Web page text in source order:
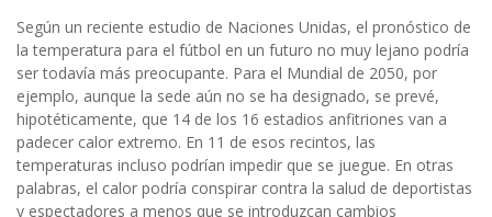
Según un reciente estudio de Naciones Unidas, el pronóstico de
la temperatura para el fútbol en un futuro no muy lejano podría
ser todavía más preocupante. Para el Mundial de 2050, por
ejemplo, aunque la sede aún no se ha designado, se prevé,
hipotéticamente, que 14 de los 16 estadios anfitriones van a
padecer calor extremo. En 11 de esos recintos, las
temperaturas incluso podrían impedir que se juegue. En otras
palabras, el calor podría conspirar contra la salud de deportistas
y espectadores a menos que se introduzcan cambios